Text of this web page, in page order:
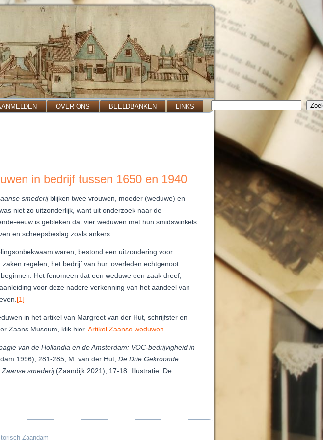
OVER ONS BEELDBANKEN LINKS
in bedrijf tussen 1650 en 1940
smederij blijken twee vrouwen, moeder (weduwe) en
niet zo uitzonderlijk, want uit onderzoek naar de
eeuw is gebleken dat vier weduwen met hun smidswinkels
en scheepsbeslag zoals ankers.
waren, bestond een uitzondering voor
regelen, het bedrijf van hun overleden echtgenoot
Het fenomeen dat een weduwe een zaak dreef,
voor deze nadere verkenning van het aandeel van
[1]
in het artikel van Margreet van der Hut, schrijfster en
Zaans Museum, klik hier. Artikel Zaanse weduwen
van de Hollandia en de Amsterdam: VOC-bedrijvigheid in
1996), 281-285; M. van der Hut, De Drie Gekroonde
smederij(Zaandijk 2021), 17-18. Illustratie: De
Zaandam